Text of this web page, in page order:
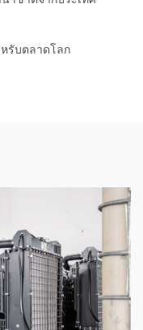
รับตลาดโลก